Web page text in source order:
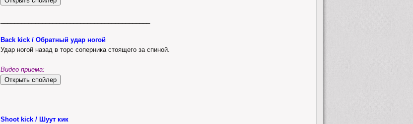
Back kick / Обратный удар ногой
Удар ногой назад в торс соперника стоящего за спиной.
Видео приема:
Shoot kick / Шуут кик